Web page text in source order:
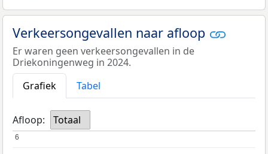
Verkeersongevallen naar afloop
Er waren geen verkeersongevallen in de
Driekoningenweg in 2024.
Grafiek
Tabel
Afloop: Totaal
6
6